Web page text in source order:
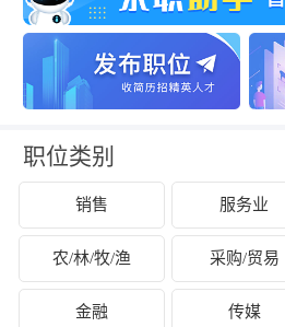
等级评价工作的公告
关于公布2024年度
服务机构年度报告
关于拟拨付2025年
持参保职工提升职
关于征集2025年“
期社会实践岗位的
关于2024年度福清
检年报情况的公示
关于拟拨付我市
职位类别
销售 服务业
农/林/牧/渔 采购/贸易
金融 传媒